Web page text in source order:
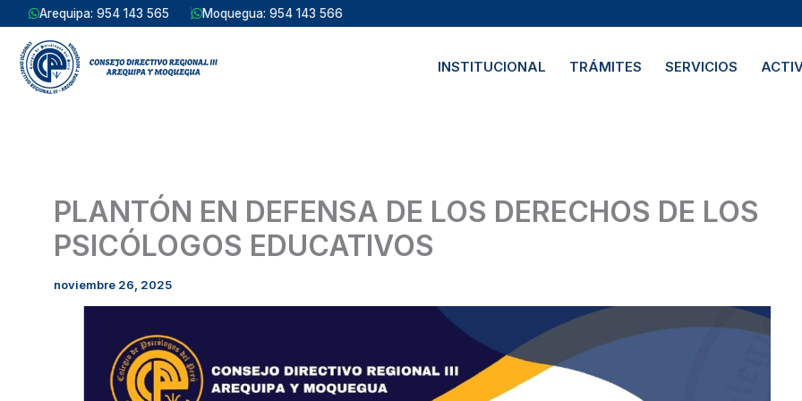
al
contenido
Arequipa: 954 143 565 Moquegua: 954 143 566
INSTITUCIONAL TRÁMITES SERVICIOS
PLANTÓN EN DEFENSA DE LOS DERECHOS DE LOS
PSICÓLOGOS EDUCATIVOS
noviembre 26, 2025